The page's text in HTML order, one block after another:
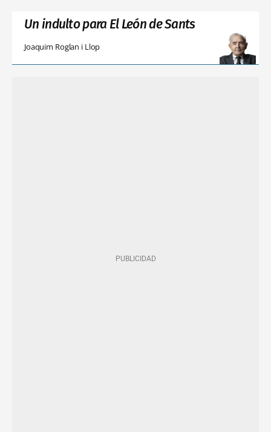
Un indulto para El León de Sants
Joaquim Roglan i Llop